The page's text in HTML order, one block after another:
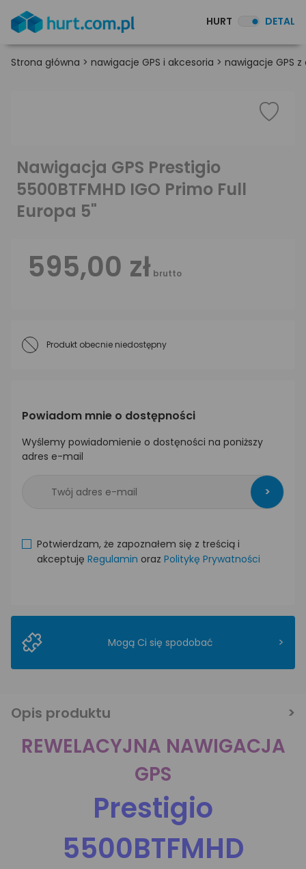
HURT DETAL
Strona główna > nawigacje GPS i akcesoria > nawigacje GPS
Nawigacja GPS Prestigio
5500BTFMHD IGO Primo Full
Europa 5"
595,00 zł brutto
Produkt obecnie niedostępny
Powiadom mnie o dostępności
Wyślemy powiadomienie o dostęności na poniższy
adres e-mail
>
Potwierdzam, że zapoznałem się z treścią i
akceptuję Regulamin oraz Politykę Prywatności
Mogą Ci się spodobać >
Opis produktu
REWELACYJNA NAWIGACJA
GPS
Prestigio
5500BTFMHD